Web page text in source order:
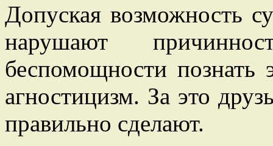
Допуская возможность
нарушают
беспомощности познать
агностицизм. За это
правильно сделают.